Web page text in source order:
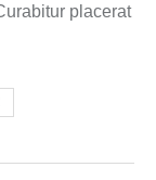
placerat